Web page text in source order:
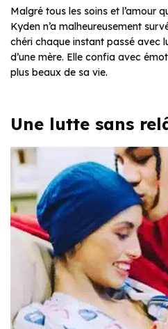
Malgré tous les soins et l’amour
Kyden n’a malheureusement
chéri chaque instant passé avec
d’une mère. Elle confia avec
plus beaux de sa vie.
Une lutte sans